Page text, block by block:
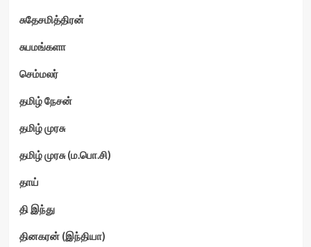
சுதேசமித்திரன்
சுபமங்களா
செம்மலர்
தமிழ் நேசன்
தமிழ் முரசு
தமிழ் முரசு (ம.பொ.சி)
தாய்
தி இந்து
தினகரன் (இந்தியா)